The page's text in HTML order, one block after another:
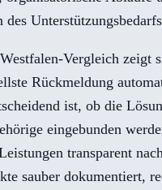
des
Vergleich zeigt
Rückmeldung
ist, ob die
eingebunden
transparent
sauber dokumentiert,